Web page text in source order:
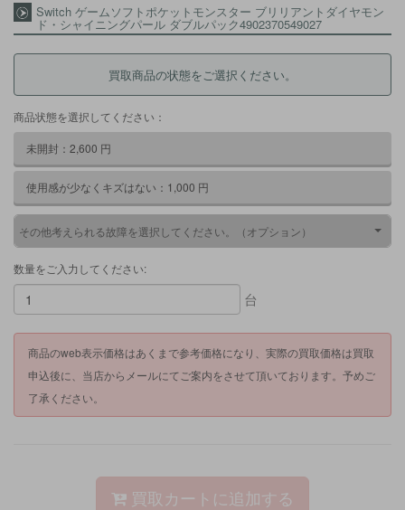
Switch ゲームソフトポケットモンスター ブリリアントダイヤモン
ド・シャイニングパール ダブルパック4902370549027
買取商品の状態をご選択ください。
商品状態を選択してください：
未開封： 2,600 円
使用感が少なくキズはない： 1,000 円
その他考えられる故障を選択してください。（オプション）
数量をご入力してください:
台
商品のweb表示価格はあくまで参考価格になり、実際の買取価格は買取
申込後に、当店からメールにてご案内をさせて頂いております。予めご
了承ください。
買取カートに追加する